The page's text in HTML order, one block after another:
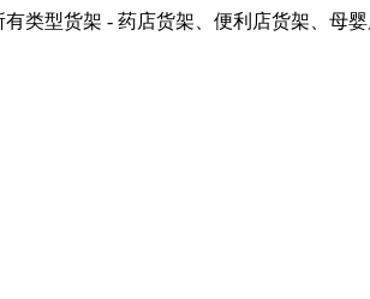
类型货架 - 药店货架、便利店货架、母